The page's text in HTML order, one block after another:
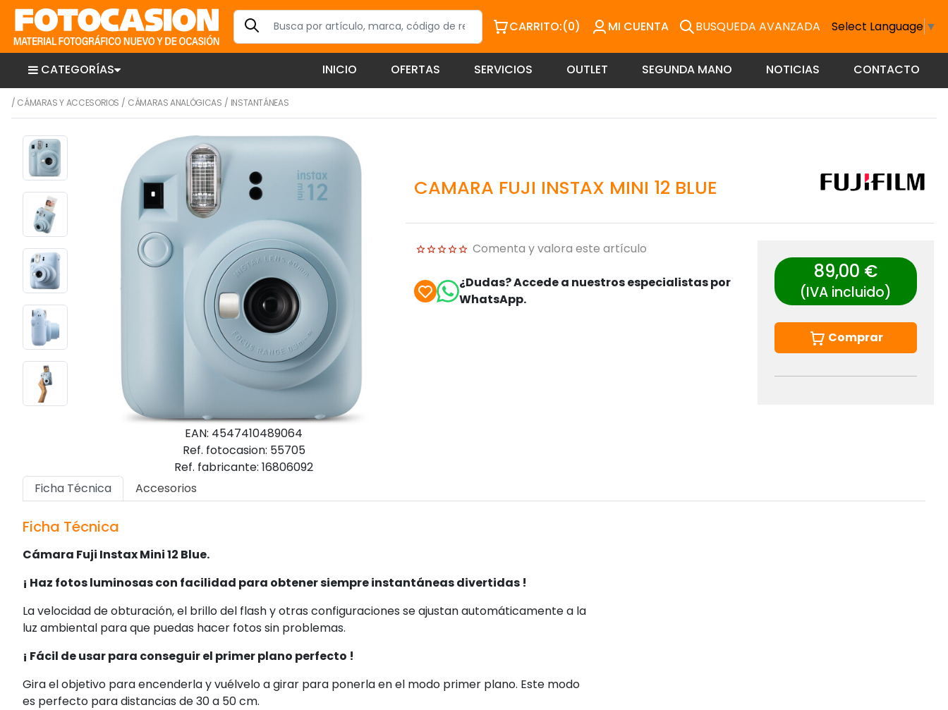
CARRITO:(0) MI CUENTA BUSQUEDA AVANZADA Select Language ▼
CATEGORÍAS INICIO OFERTAS SERVICIOS OUTLET SEGUNDA MANO NOTICIAS CONTACTO
/ CÁMARAS Y ACCESORIOS / CÁMARAS ANALÓGICAS / INSTANTÁNEAS
EAN: 4547410489064
Ref. fotocasion: 55705
Ref. fabricante: 16806092
CAMARA FUJI INSTAX MINI 12 BLUE
Comenta y valora este artículo
¿Dudas? Accede a nuestros especialistas por
WhatsApp.
89,00 €
(IVA incluido)
Comprar
Ficha Técnica Accesorios
Ficha Técnica
Cámara Fuji Instax Mini 12 Blue.
¡ Haz fotos luminosas con facilidad para obtener siempre instantáneas divertidas !
La velocidad de obturación,el brillo del flash y otras configuraciones se ajustan automáticamente a la
luz ambiental para que puedas hacer fotos sin problemas.
¡ Fácil de usar para conseguir el primer plano perfecto !
Gira el objetivo para encenderla y vuélveloa girar para ponerla en el modo primer plano. Este modo
es perfecto para distancias de30 a 50 cm.